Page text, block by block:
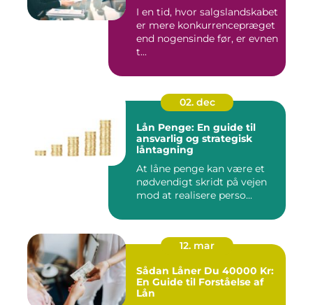
I en tid, hvor salgslandskabet
er mere konkurrencepræget
end nogensinde før, er evnen
t...
02. dec
Lån Penge: En guide til
ansvarlig og strategisk
låntagning
At låne penge kan være et
nødvendigt skridt på vejen
mod at realisere perso...
12. mar
Sådan Låner Du 40000 Kr:
En Guide til Forståelse af
Lån